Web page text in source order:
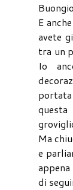
E
avete
tra un
Io
Ma
e
di